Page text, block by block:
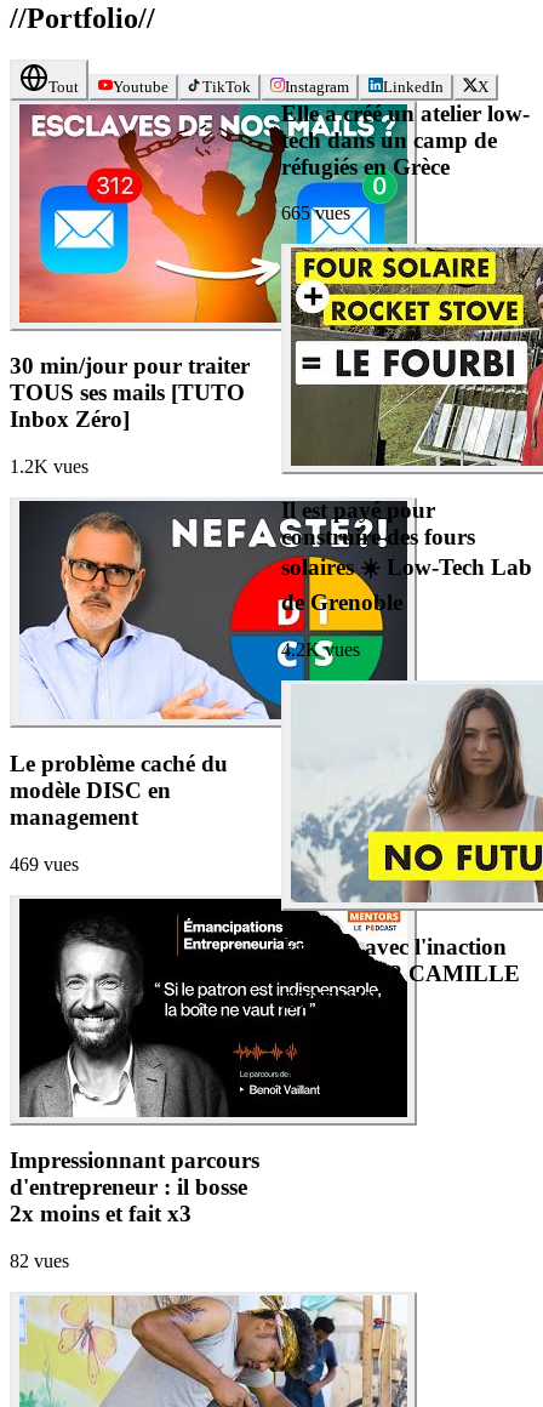
//Portfolio//
Tout Youtube TikTok Instagram LinkedIn X
30 min/jour pour traiter
TOUS ses mails [TUTO
Inbox Zéro]
1.2K vues
Le problème caché du
modèle DISC en
management
469 vues
Impressionnant parcours
d'entrepreneur : il bosse
2x moins et fait x3
82 vues
Elle a créé un atelier low-
tech dans un camp de
réfugiés en Grèce
665 vues
Il est payé pour
construire des fours
solaires ☀️ Low-Tech Lab
de Grenoble
4.2K vues
En finir avec l'inaction
climatique ? CAMILLE
ETIENNE
8.2K